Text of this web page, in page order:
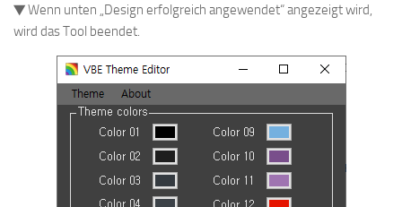
▼ Wenn unten „Design erfolgreich angewendet“ angezeigt wird,
wird das Tool beendet.